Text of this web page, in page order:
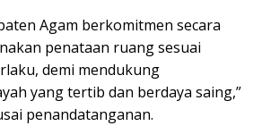
Agam berkomitmen secara
penataan ruang sesuai
demi mendukung
yang tertib dan berdaya saing,”
penandatanganan.